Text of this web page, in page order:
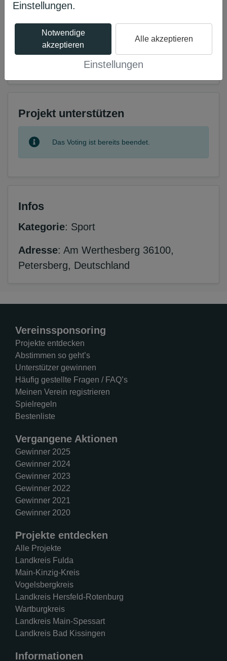
Einstellungen.
Notwendige
akzeptieren
Alle akzeptieren
Einstellungen
Erzählen Sie es Ihren Freunden
𝕏
Projekt unterstützen
Das Voting ist bereits beendet.
Infos
Kategorie: Sport
Adresse: Am Werthesberg 36100,
Petersberg, Deutschland
Vereinssponsoring
Projekte entdecken
Abstimmen so geht’s
Unterstützer gewinnen
Häufig gestellte Fragen / FAQ’s
Meinen Verein registrieren
Spielregeln
Bestenliste
Vergangene Aktionen
Gewinner 2025
Gewinner 2024
Gewinner 2023
Gewinner 2022
Gewinner 2021
Gewinner 2020
Projekte entdecken
Alle Projekte
Landkreis Fulda
Main-Kinzig-Kreis
Vogelsbergkreis
Landkreis Hersfeld-Rotenburg
Wartburgkreis
Landkreis Main-Spessart
Landkreis Bad Kissingen
Informationen